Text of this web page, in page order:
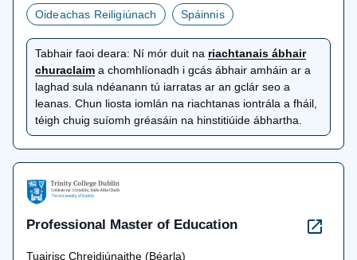
Oideachas Reiligiúnach Spáinnis
Tabhair faoi deara: Ní mór duit na riachtanais ábhair
churaclaimosclaítear
gcluaisín
nua
a chomhlíonadh i gcás ábhair amháin ar a
laghad sula ndéanann tú iarratas ar an gclár seo a
leanas. Chun liosta iomlán na riachtanas iontrála a fháil,
téigh chuig suíomh gréasáin na hinstitiúide ábhartha.
Professional Master of Education
Tuairisc Chreidiúnaithe (Béarla)